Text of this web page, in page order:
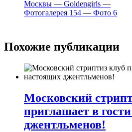
Похожие публикации
Московский
приглашает в
джентльменов!